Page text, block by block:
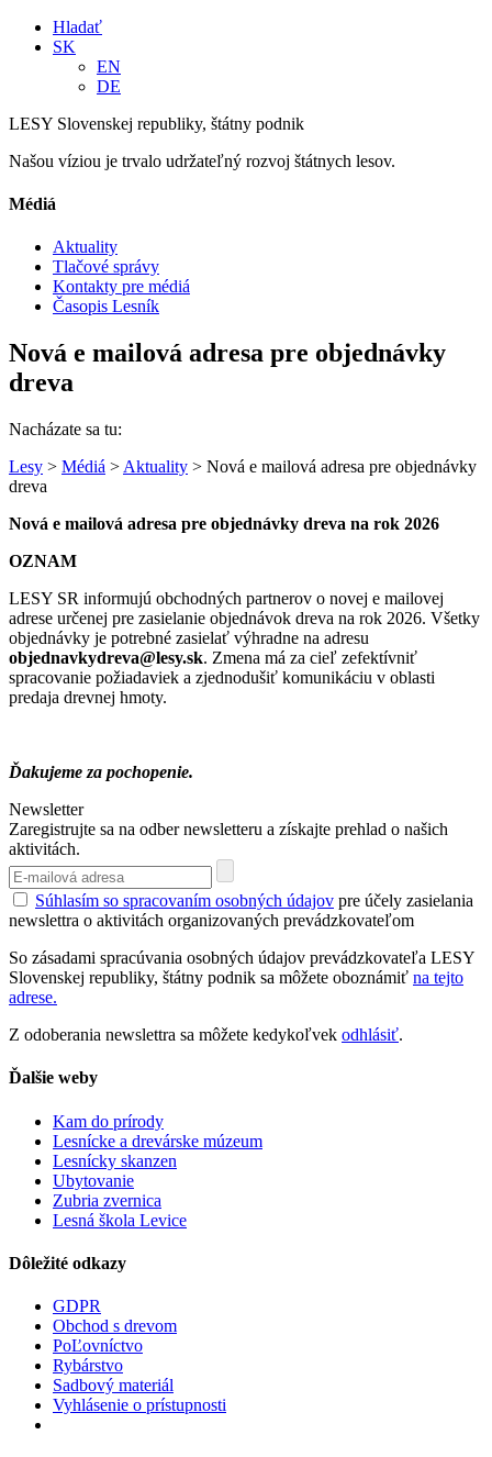
Hladať
SK
EN
DE
LESY Slovenskej republiky, štátny podnik
Našou víziou je trvalo udržateľný rozvoj štátnych lesov.
Médiá
Aktuality
Tlačové správy
Kontakty pre médiá
Časopis Lesník
Nová e mailová adresa pre objednávky
dreva
Nacházate sa tu:
Lesy > Médiá > Aktuality > Nová e mailová adresa pre objednávky
dreva
Nová e mailová adresa pre objednávky dreva na rok 2026
OZNAM
LESY SR informujú obchodných partnerov o novej e mailovej
adrese určenej pre zasielanie objednávok dreva na rok 2026. Všetky
objednávky je potrebné zasielať výhradne na adresu
objednavkydreva@lesy.sk. Zmena má za cieľ zefektívniť
spracovanie požiadaviek a zjednodušiť komunikáciu v oblasti
predaja drevnej hmoty.
Ďakujeme za pochopenie.
Newsletter
Zaregistrujte sa na odber newsletteru a získajte prehlad o našich
aktivitách.
Súhlasím so spracovaním osobných údajov pre účely zasielania
newslettra o aktivitách organizovaných prevádzkovateľom
So zásadami spracúvania osobných údajov prevádzkovateľa LESY
Slovenskej republiky, štátny podnik sa môžete oboznámiť na tejto
adrese.
Z odoberania newslettra sa môžete kedykoľvek odhlásiť.
Ďalšie weby
Kam do prírody
Lesnícke a drevárske múzeum
Lesnícky skanzen
Ubytovanie
Zubria zvernica
Lesná škola Levice
Dôležité odkazy
GDPR
Obchod s drevom
PoĽovníctvo
Rybárstvo
Sadbový materiál
Vyhlásenie o prístupnosti